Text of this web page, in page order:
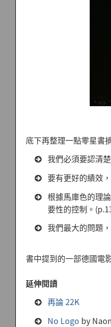
底下再整理一點零星書
我們必須要認清
要有更好的績效
根據馬庫色的理
要性的控制。
我們最大的問題
書中提到的一部德國電
延伸閱讀
再論 22K
No Logo by